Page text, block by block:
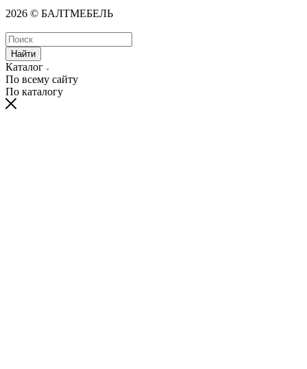
2026 © БАЛТМЕБЕЛЬ
Найти
Каталог
По всему сайту
По каталогу